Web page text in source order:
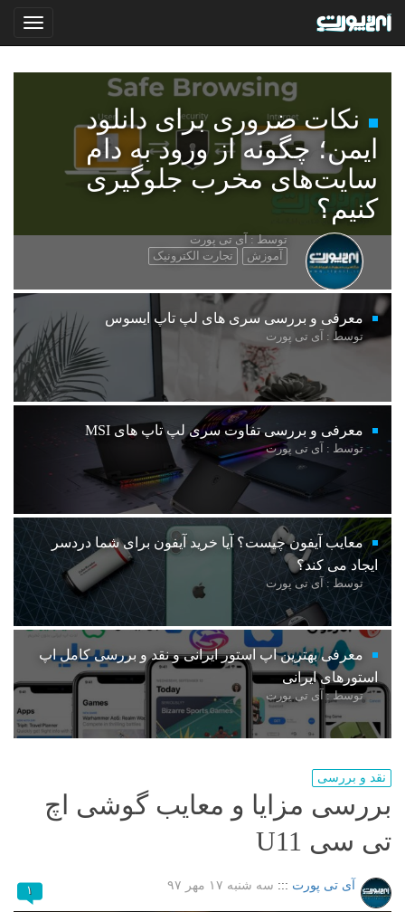
نکات ضروری برای دانلود
ایمن؛ چگونه از ورود به دام
سایت‌های مخرب جلوگیری
کنیم؟
توسط : آی تی پورت
آموزش
تجارت الکترونیک
معرفی و بررسی سری های لپ تاپ ایسوس
توسط : آی تی پورت
معرفی و بررسی تفاوت سری لپ تاپ های MSI
توسط : آی تی پورت
معایب آیفون چیست؟ آیا خرید آیفون برای شما دردسر
ایجاد می کند؟
توسط : آی تی پورت
معرفی بهترین اپ استور ایرانی و نقد و بررسی کامل اپ
استورهای ایرانی
توسط : آی تی پورت
نقد و بررسی
بررسی مزایا و معایب گوشی اچ
تی سی U11
آی تی پورت ::: سه شنبه ۱۷ مهر ۹۷ ۱